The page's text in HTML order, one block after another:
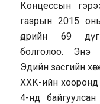
Концессын
газрын 2015
өдрийн 69
болголоо. Энэ
Эдийн засгийн
ХХК-ийн хооронд
4-нд